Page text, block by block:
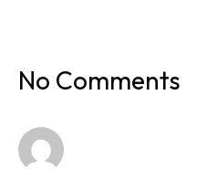
No Comments